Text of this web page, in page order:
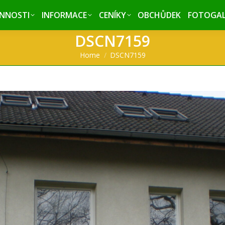
INFORMACE CENÍKY OBCHŮDEK
DSCN7159
You are here:
Home DSCN7159
INFORMACE CENÍKY OBCHŮDEK